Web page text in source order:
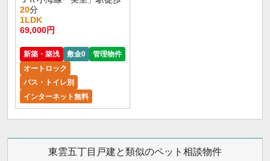
20分
1LDK
69,000円
新築・築浅 敷金0
管理物件
オートロック
バス・トイレ別
インターネット無料
東雲五丁目戸建と類似のペット相談物件